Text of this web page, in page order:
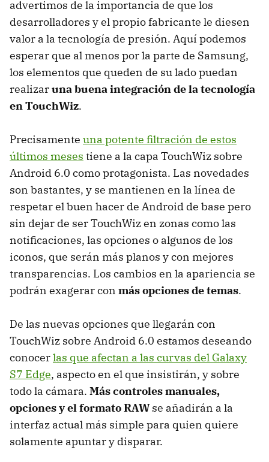
advertimos de la importancia de que los
desarrolladores y el propio fabricante le diesen
valor a la tecnología de presión. Aquí podemos
esperar que al menos por la parte de Samsung,
los elementos que queden de su lado puedan
realizaruna buena integración de la tecnología
en TouchWiz.
Precisamente una potente filtración de estos
últimos meses tiene a la capa TouchWiz sobre
Android 6.0 como protagonista. Las novedades
son bastantes, y se mantienen en la línea de
respetar el buen hacer de Android de base pero
sin dejar de ser TouchWiz en zonas como las
notificaciones, las opciones o algunos de los
iconos, que serán más planos y con mejores
transparencias. Los cambios en la apariencia se
podrán exagerar con más opciones de temas.
De las nuevas opciones que llegarán con
TouchWiz sobre Android 6.0 estamos deseando
conocerlas que afectan a las curvas del Galaxy
S7 Edge, aspecto en el que insistirán, y sobre
todo la cámara. Más controles manuales,
opciones y el formato RAWse añadirán a la
interfaz actual más simple para quien quiere
solamente apuntar y disparar.